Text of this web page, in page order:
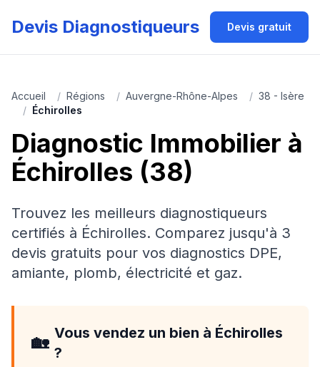
Devis Diagnostiqueurs Devis gratuit
Accueil / Régions / Auvergne-Rhône-Alpes / 38 - Isère
/ Échirolles
Diagnostic Immobilier à
Échirolles (38)
Trouvez les meilleurs diagnostiqueurs
certifiés à Échirolles. Comparez jusqu'à 3
devis gratuits pour vos diagnostics DPE,
amiante, plomb, électricité et gaz.
🏡 Vous vendez un bien à Échirolles
?